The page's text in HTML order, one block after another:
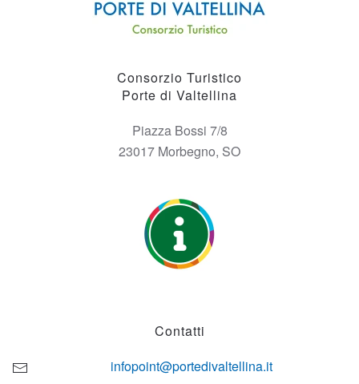
Consorzio Turistico
Porte di Valtellina
Piazza Bossi 7/8
23017 Morbegno, SO
Contatti
infopoint@portedivaltellina.it